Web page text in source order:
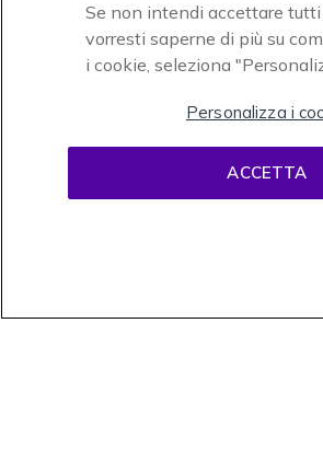
Se non intendi accettare tutti
vorresti saperne di più su
i cookie, seleziona
Personalizza i
ACCETTA